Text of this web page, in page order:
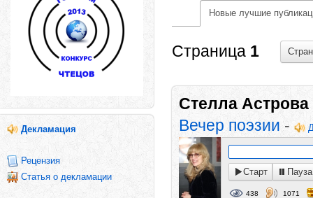
Декламация
Рецензия
Статья о декламации
Новые лучшие
Страница 1
Стелла Астрова
Вечер поэзии-
Старт Пауза
438 1071